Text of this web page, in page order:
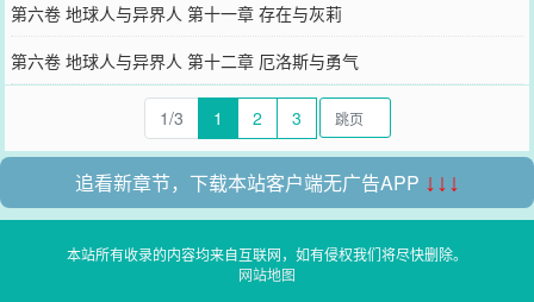
第六卷 地球人与异界人 第十一章 存在与灰莉
第六卷 地球人与异界人 第十二章 厄洛斯与勇气
1/3 1 2 3
追看新章节，下载本站客户端无广告APP ↓↓↓
本站所有收录的内容均来自互联网，如有侵权我们将尽快删除。
网站地图